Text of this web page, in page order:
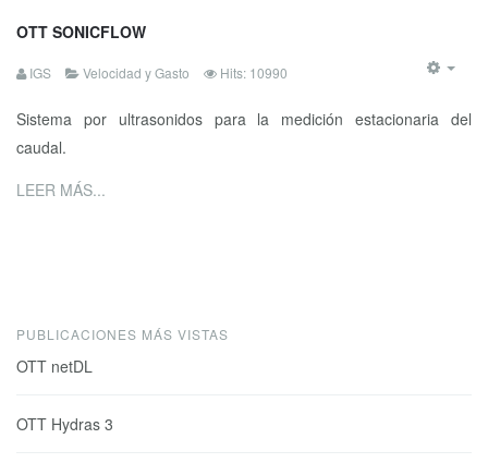
OTT SONICFLOW
IGS Velocidad y Gasto Hits: 10990
Sistema por ultrasonidos para la medición estacionaria del
caudal.
LEER MÁS...
PUBLICACIONES MÁS VISTAS
OTT netDL
OTT Hydras 3